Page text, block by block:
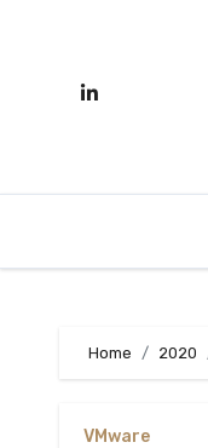
Home 2020
VMware